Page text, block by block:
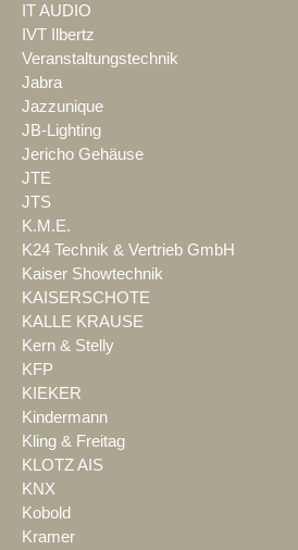
IT AUDIO
IVT Ilbertz
Veranstaltungstechnik
Jabra
Jazzunique
JB-Lighting
Jericho Gehäuse
JTE
JTS
K.M.E.
K24 Technik & Vertrieb GmbH
Kaiser Showtechnik
KAISERSCHOTE
KALLE KRAUSE
Kern & Stelly
KFP
KIEKER
Kindermann
Kling & Freitag
KLOTZ AIS
KNX
Kobold
Kramer